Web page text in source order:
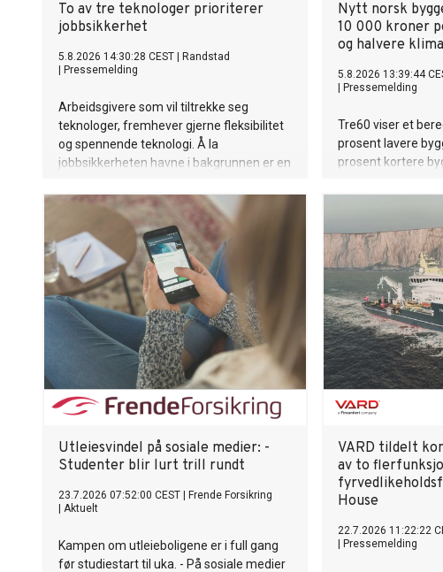
To av tre teknologer prioriterer
jobbsikkerhet
5.8.2026 14:30:28 CEST
Randstad
Pressemelding
Arbeidsgivere som vil tiltrekke seg
teknologer, fremhever gjerne fleksibilitet
og spennende teknologi. Å la
jobbsikkerheten havne i bakgrunnen er en
svarer 66 prosent av teknologene at
jobbsikkerhet er viktig når de vurderer en
arbeidsgiver, mot 55 prosent blant de
øvrige respondentene.
Nytt norsk
10 000 kroner
og halvere
5.8.2026 13:39:44
Pressemelding
Tre60 viser et
prosent lavere
prosent kortere
dagslys,
demonstrasjon og
Utleiesvindel på sosiale medier: -
Studenter blir lurt trill rundt
23.7.2026 07:52:00 CEST
Frende Forsikring
Aktuelt
Kampen om utleieboligene er i full gang
før studiestart til uka. - På sosiale medier
VARD tildelt
av to
House
22.7.2026 11:22:22
Pressemelding